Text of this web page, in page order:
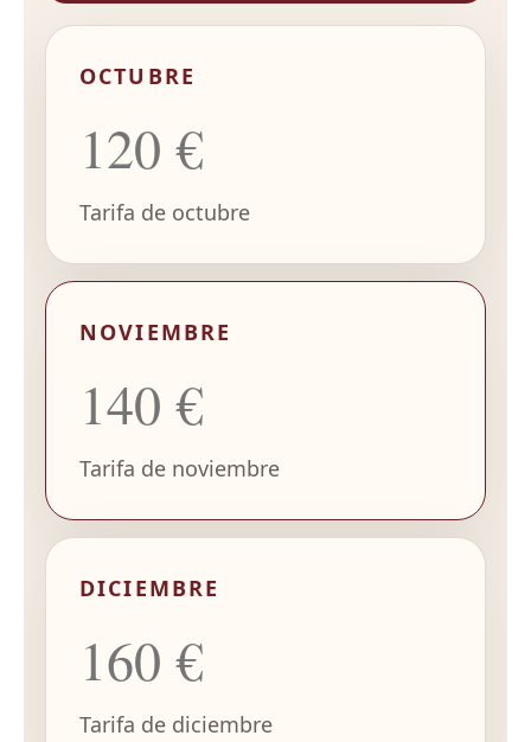
OCTUBRE
120 €
Tarifa de octubre
NOVIEMBRE
140 €
Tarifa de noviembre
DICIEMBRE
160 €
Tarifa de diciembre